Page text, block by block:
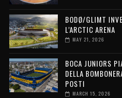
BODØ/GLIMT
L’ARCTIC ARENA
MAY 21, 2026
BOCA JUNIORS
DELLA
POSTI
MARCH 15, 2026